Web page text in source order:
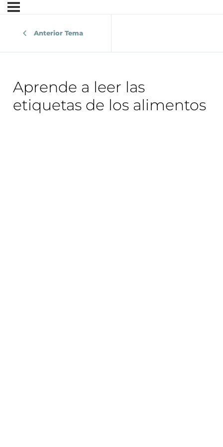
Anterior Tema
Aprende a leer las
etiquetas de los alimentos